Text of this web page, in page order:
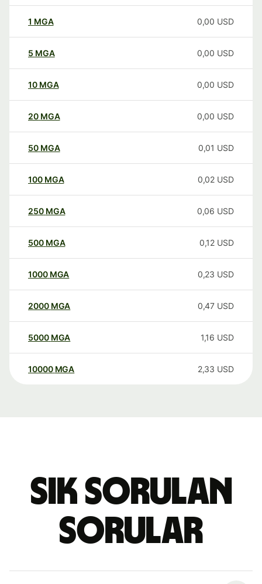
1 MGA 0,00 USD
5 MGA 0,00 USD
10 MGA 0,00 USD
20 MGA 0,00 USD
50 MGA 0,01 USD
100 MGA 0,02 USD
250 MGA 0,06 USD
500 MGA 0,12 USD
1000 MGA 0,23 USD
2000 MGA 0,47 USD
5000 MGA 1,16 USD
10000 MGA 2,33 USD
Sık sorulan
sorular